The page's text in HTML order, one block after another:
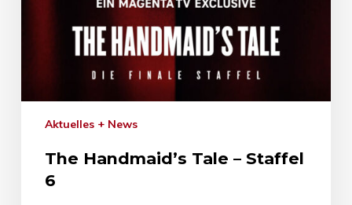
Aktuelles + News
The Handmaid’s Tale – Staffel
6